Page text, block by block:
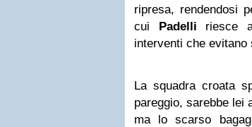
ripresa, rendendosi
cui Padelli riesce
interventi che evitano
La squadra croata
pareggio, sarebbe lei
ma lo scarso